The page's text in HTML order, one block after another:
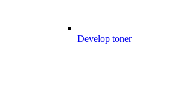
Develop toner